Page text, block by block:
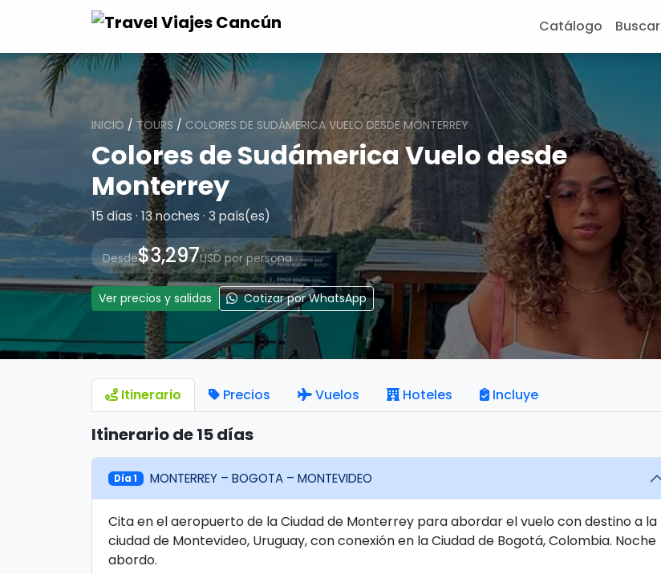
Catálogo Buscar
INICIO / TOURS / COLORES DE SUDÁMERICA VUELO DESDE MONTERREY
Colores de Sudámerica Vuelo desde
Monterrey
15 días · 13 noches · 3 país(es)
Desde$3,297USD por persona
Ver precios y salidas Cotizar por WhatsApp
Itinerario Precios Vuelos Hoteles Incluye
Itinerario de 15 días
Día 1 MONTERREY – BOGOTA – MONTEVIDEO
Cita en el aeropuerto de la Ciudad de Monterrey para abordar el vuelo con destino a la
ciudad de Montevideo, Uruguay, con conexión en la Ciudad de Bogotá, Colombia. Noche
abordo.